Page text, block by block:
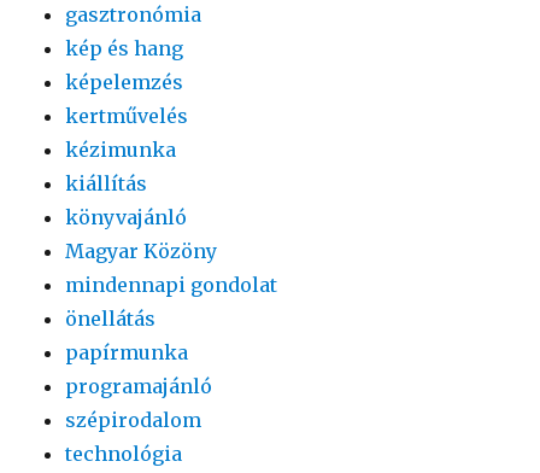
gasztronómia
kép és hang
képelemzés
kertművelés
kézimunka
kiállítás
könyvajánló
Magyar Közöny
mindennapi gondolat
önellátás
papírmunka
programajánló
szépirodalom
technológia